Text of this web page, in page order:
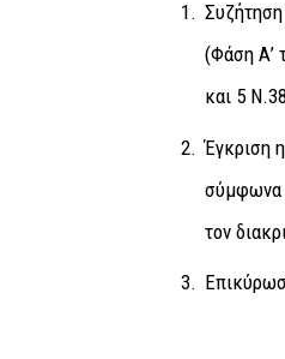
(Φάση Α’
και 5
Έγκριση
σύμφωνα
τον